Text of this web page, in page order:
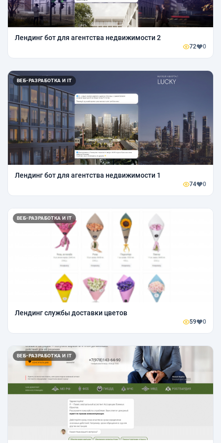
Лендинг бот для агентства недвижимости 2
72 0
ВЕБ-РАЗРАБОТКА И IT
Лендинг бот для агентства недвижимости 1
74 0
ВЕБ-РАЗРАБОТКА И IT
Лендинг службы доставки цветов
59 0
ВЕБ-РАЗРАБОТКА И IT